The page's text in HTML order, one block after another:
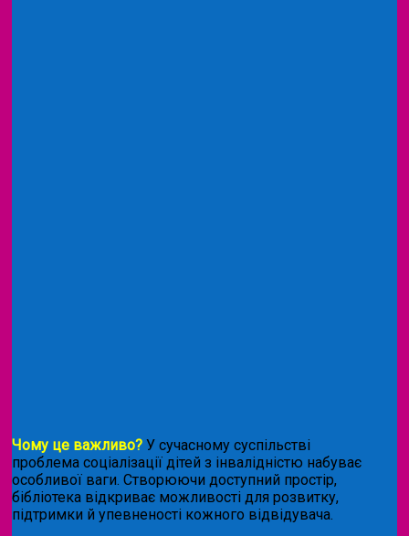
Чому це важливо? У сучасному суспільстві
проблема соціалізації дітей з інвалідністю набуває
особливої ваги. Створюючи доступний простір,
бібліотека відкриває можливості для розвитку,
підтримки й упевненості кожного відвідувача.